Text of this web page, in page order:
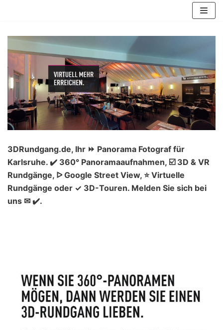
Inhalt
springen
3DRundgang.de, Ihr ⏩ Panorama Fotograf für
Karlsruhe. ✔️ 360° Panoramaaufnahmen, ☑️ 3D & VR
Rundgänge, ᐅ Google Street View, ⭐ Virtuelle
Rundgänge oder ✓ 3D-Touren. Melden Sie sich bei
uns ✉ ✔️.